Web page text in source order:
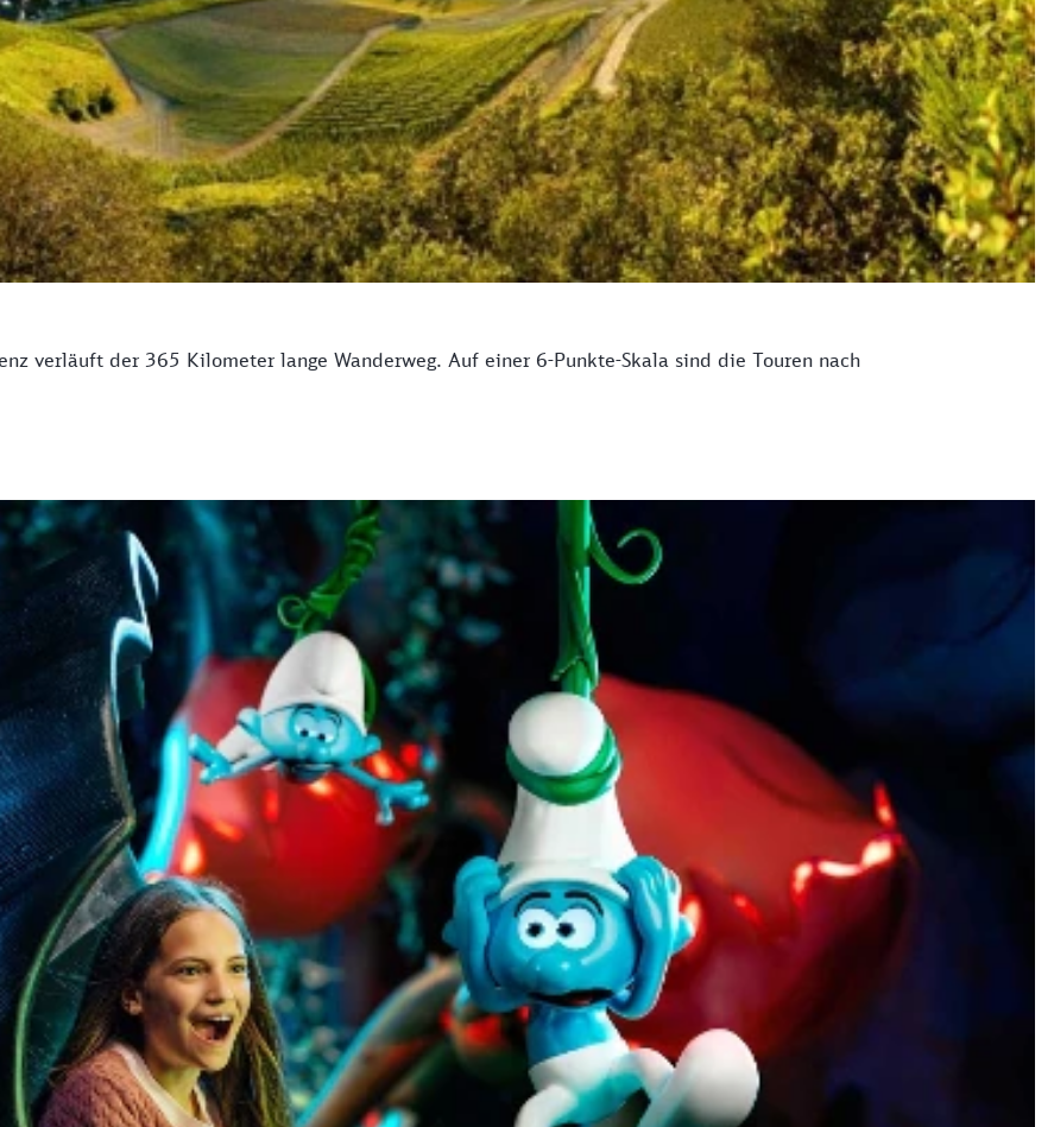
verläuft der 365 Kilometer lange Wanderweg. Auf einer 6-Punkte-Skala sind die Touren nach